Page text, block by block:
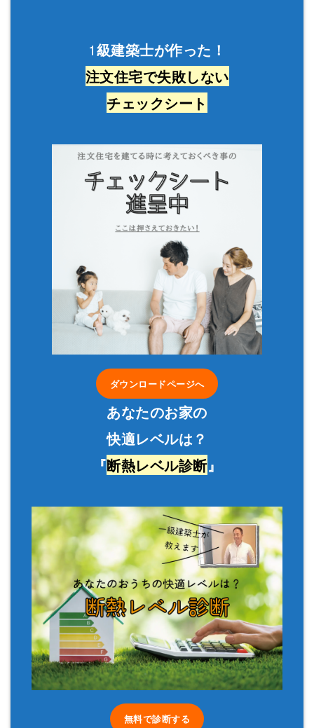
1級建築士が作った！
注文住宅で失敗しない
チェックシート
ダウンロードページへ
あなたのお家の
快適レベルは？
『断熱レベル診断』
無料で診断する